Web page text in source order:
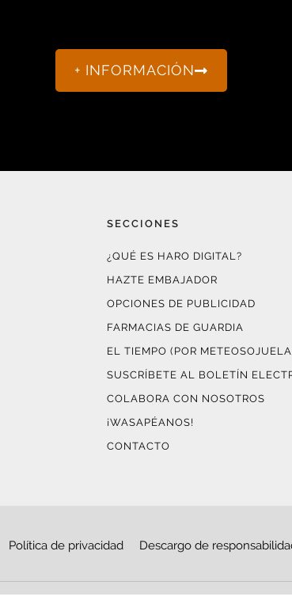
+ INFORMACIÓN
SECCIONES
¿QUÉ ES HARO DIGITAL?
HAZTE EMBAJADOR
OPCIONES DE PUBLICIDAD
FARMACIAS DE GUARDIA
EL TIEMPO (POR
SUSCRÍBETE AL BOLETÍN
COLABORA CON NOSOTROS
¡WASAPÉANOS!
CONTACTO
Política de privacidad Descargo de